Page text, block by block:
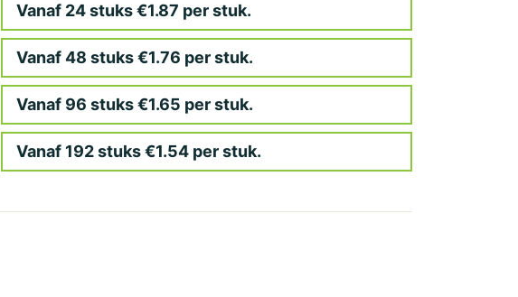
Vanaf 24 stuks €1.87 per stuk.
Vanaf 48 stuks €1.76 per stuk.
Vanaf 96 stuks €1.65 per stuk.
Vanaf 192 stuks €1.54 per stuk.